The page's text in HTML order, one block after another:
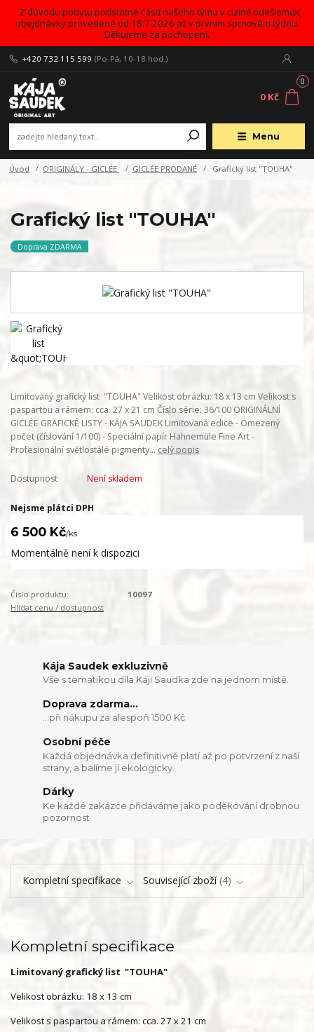
Z důvodu pobytu podstatné části našeho týmu v cizině odešleme
obejdnávky provedené od 18.7.2026 až v prvním sprnovém týdnu.
Děkujeme za pochopení.
Menu
+420 732 115 599 (Po-Pá, 10-18 hod.)
0
0 Kč
Úvod ORIGINÁLY - GICLÉE GICLÉE PRODANÉ Grafický list "TOUHA"
Grafický list "TOUHA"
Doprava ZDARMA
Limitovaný grafický list "TOUHA" Velikost obrázku: 18 x 13 cm Velikost s
paspartou a rámem: cca. 27 x 21 cm Číslo série: 36/100 ORIGINÁLNÍ
GICLÉE GRAFICKÉ LISTY - KÁJA SAUDEK Limitovaná edice - Omezený
počet (číslování 1/100) - Speciální papír Hahnemüle Fine Art -
Profesionální světlostálé pigmenty... celý popis
Dostupnost Není skladem
Nejsme plátci DPH
6 500 Kč/ks
Momentálně není k dispozici
Číslo produktu:
10097
Hlídat cenu / dostupnost
Kája Saudek exkluzivně
Vše s tematikou díla Káji Saudka zde na jednom místě.
Doprava zdarma...
...při nákupu za alespoň 1500 Kč
Osobní péče
Každá objednávka definitivně platí až po potvrzení z naší
strany, a balíme ji ekologicky.
Dárky
Ke každé zakázce přidáváme jako poděkování drobnou
pozornost
Kompletní specifikace Související zboží 4
Kompletní specifikace
Limitovaný grafický list "TOUHA"
Velikost obrázku: 18 x 13 cm
Velikost s paspartou a rámem: cca. 27 x 21 cm